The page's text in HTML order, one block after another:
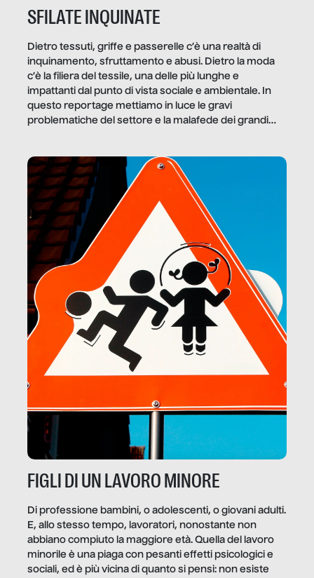
SFILATE INQUINATE
Dietro tessuti, griffe e passerelle c’è una realtà di
inquinamento, sfruttamento e abusi. Dietro la moda
c’è la filiera del tessile, una delle più lunghe e
impattanti dal punto di vista sociale e ambientale. In
questo reportage mettiamo in luce le gravi
problematiche del settore e la malafede dei grandi
FIGLI DI UN LAVORO MINORE
Di professione bambini, o adolescenti, o giovani adulti.
E, allo stesso tempo, lavoratori, nonostante non
abbiano compiuto la maggiore età. Quella del lavoro
minorile è una piaga con pesanti effetti psicologici e
sociali, ed è più vicina di quanto si pensi: non esiste